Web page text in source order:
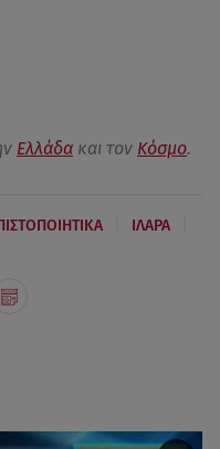
Ελλάδα και τον Κόσμο.
ΙΛΑΡΑ